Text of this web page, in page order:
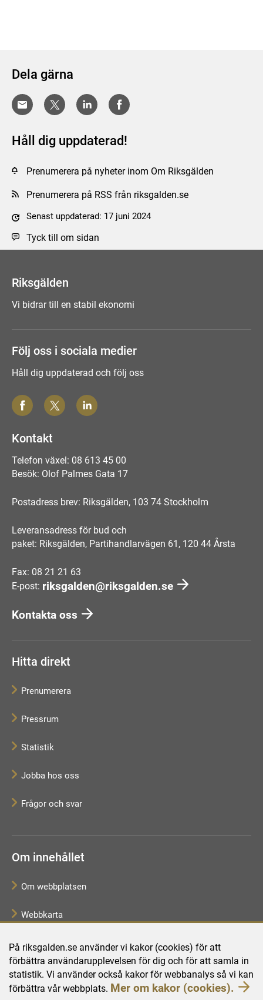
På riksgalden.se använder vi kakor (cookies) för att
förbättra användarupplevelsen för dig och för att samla in
statistik. Vi använder också kakor för webbanalys så vi kan
förbättra vår webbplats. Mer om kakor (cookies).
Dela gärna
Håll dig uppdaterad!
Prenumerera på nyheter inom Om Riksgälden
Prenumerera på RSS från riksgalden.se
Senast uppdaterad: 17 juni 2024
Tyck till om sidan
Riksgälden
Vi bidrar till en stabil ekonomi
Följ oss i sociala medier
Håll dig uppdaterad och följ oss
Kontakt
Telefon växel: 08 613 45 00
Besök: Olof Palmes Gata 17
Postadress brev: Riksgälden, 103 74 Stockholm
Leveransadress för bud och
paket: Riksgälden, Partihandlarvägen 61, 120 44 Årsta
Fax: 08 21 21 63
E-post: riksgalden@riksgalden.se
Kontakta oss
Hitta direkt
Prenumerera
Pressrum
Statistik
Jobba hos oss
Frågor och svar
Om innehållet
Om webbplatsen
Webbkarta
Tillgänglighetsredogörelse
Behandling av personuppgifter